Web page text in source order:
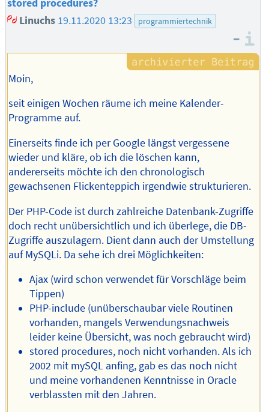
stored procedures?
Linuchs 19.11.2020 13:23 programmiertechnik
–
Moin,
seit einigen Wochen räume ich meine Kalender-
Programme auf.
Einerseits finde ich per Google längst vergessene
wieder und kläre, ob ich die löschen kann,
andererseits möchte ich den chronologisch
gewachsenen Flickenteppich irgendwie strukturieren.
Der PHP-Code ist durch zahlreiche Datenbank-Zugriffe
doch recht unübersichtlich und ich überlege, die DB-
Zugriffe auszulagern. Dient dann auch der Umstellung
auf MySQLi. Da sehe ich drei Möglichkeiten:
Ajax (wird schon verwendet für Vorschläge beim
Tippen)
PHP-include (unüberschaubar viele Routinen
vorhanden, mangels Verwendungsnachweis
leider keine Übersicht, was noch gebraucht wird)
stored procedures, noch nicht vorhanden. Als ich
2002 mit mySQL anfing, gab es das noch nicht
und meine vorhandenen Kenntnisse in Oracle
verblassten mit den Jahren.